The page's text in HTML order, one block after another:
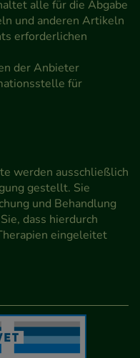
alle für die Abgabe
und anderen Artikeln
erforderlichen
der Anbieter
für
werden ausschließlich
gestellt. Sie
und Behandlung
dass hierdurch
eingeleitet